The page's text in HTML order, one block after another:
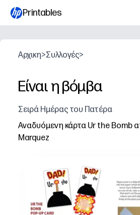
Printables
Αρχικη>Συλλογές>
Είναι η βόμβα
Σειρά Ημέρας του Πατέρα
Αναδυόμενη κάρτα Ur the Bomb
Marquez